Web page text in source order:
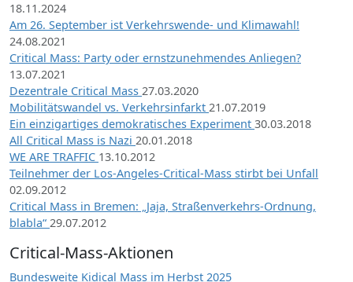
18.11.2024
Am 26. September ist Verkehrswende- und Klimawahl!
24.08.2021
Critical Mass: Party oder ernstzunehmendes Anliegen?
13.07.2021
Dezentrale Critical Mass 27.03.2020
Mobilitätswandel vs. Verkehrsinfarkt 21.07.2019
Ein einzigartiges demokratisches Experiment 30.03.2018
All Critical Mass is Nazi 20.01.2018
WE ARE TRAFFIC 13.10.2012
Teilnehmer der Los-Angeles-Critical-Mass stirbt bei Unfall
02.09.2012
Critical Mass in Bremen: „Jaja, Straßenverkehrs-Ordnung,
blabla“ 29.07.2012
Critical-Mass-Aktionen
Bundesweite Kidical Mass im Herbst 2025